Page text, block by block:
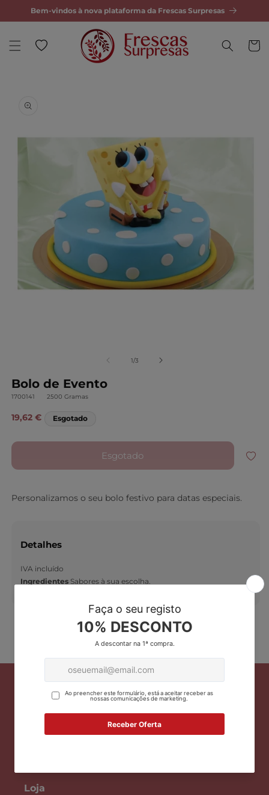
para o conteúdo
Bem-vindos à nova plataforma da Frescas Surpresas
Wishlist
1/de
3
Bolo de Evento
SKU:
1700141 2500 Gramas
Preço normal
19,62 € Esgotado
Esgotado
Personalizamos o seu bolo festivo para datas especiais.
Detalhes
IVA incluído
Ingredientes Sabores à sua escolha.
Loja